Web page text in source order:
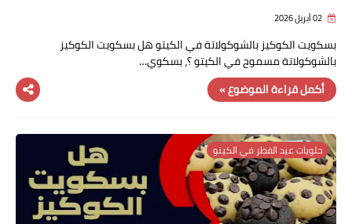
بسكويت الكوكيز بالشوكولاتة في الكيتو هل بسكويت الكوكيز
بالشوكولاتة مسموح في الكيتو ؟، بسكوي…
أكمل قراءة الموضوع »
حلويات عيد الفطر في الكيتو